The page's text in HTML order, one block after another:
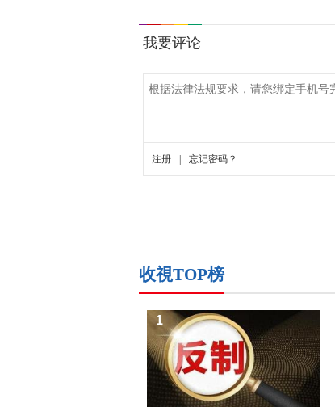
收視TOP榜
1